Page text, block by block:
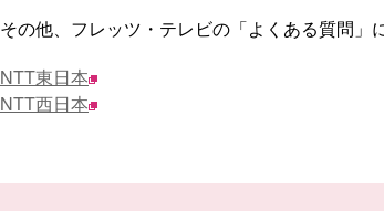
その他、フレッツ・テレビの「よくある質問」
NTT東日本
NTT西日本